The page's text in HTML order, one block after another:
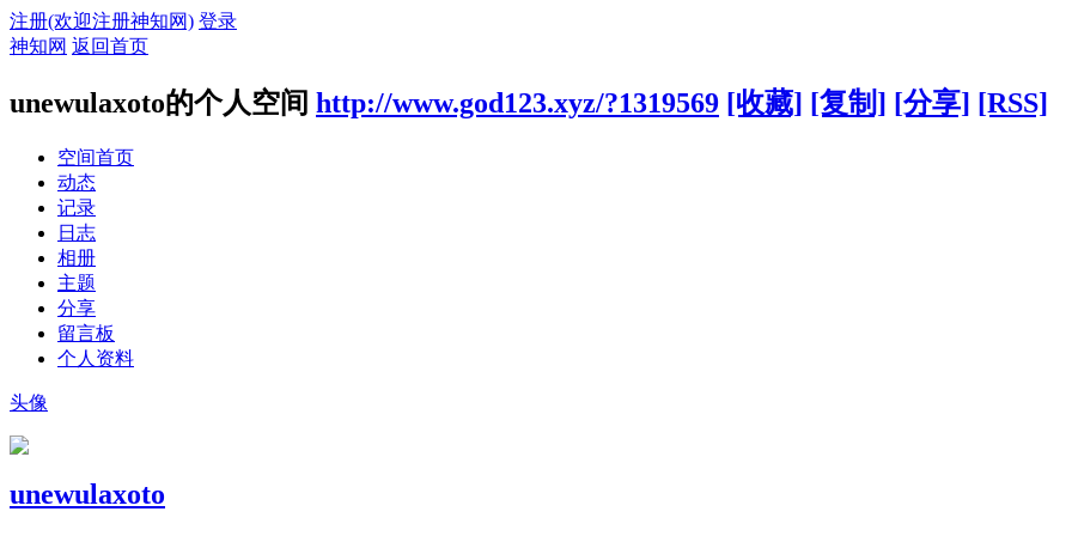
注册(欢迎注册神知网) 登录
神知网 返回首页
unewulaxoto的个人空间 http://www.god123.xyz/?1319569 [收藏] [复制] [分享] [RSS]
空间首页
动态
记录
日志
相册
主题
分享
留言板
个人资料
头像
unewulaxoto